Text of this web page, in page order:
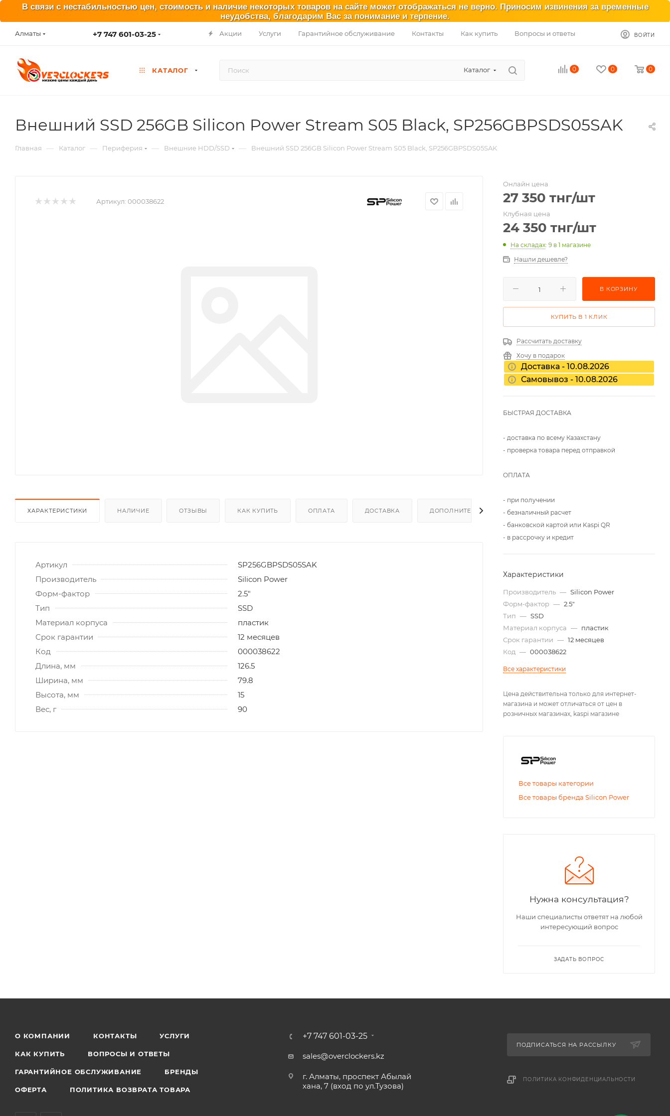
В связи с нестабильностью цен, стоимость и наличие некоторых товаров на сайте может отображаться не верно. Приносим извинения за временные
неудобства, благодарим Вас за понимание и терпение.
Алматы +7 747 601-03-25 Акции Услуги Гарантийное обслуживание Контакты Как купить Вопросы и ответы ВОЙТИ
КАТАЛОГ Каталог 0 0 0
Внешний SSD 256GB Silicon Power Stream S05 Black, SP256GBPSDS05SAK
Главная — Каталог — Периферия — Внешние HDD/SSD — Внешний SSD 256GB Silicon Power Stream S05 Black, SP256GBPSDS05SAK
Артикул: 000038622
ХАРАКТЕРИСТИКИ НАЛИЧИЕ ОТЗЫВЫ КАК КУПИТЬ ОПЛАТА ДОСТАВКА ДОПОЛНИТЕЛЬНО
Артикул
SP256GBPSDS05SAK
Производитель
Silicon Power
Форм-фактор
2.5"
Тип
SSD
Материал корпуса
пластик
Срок гарантии
12 месяцев
Код
000038622
Длина, мм
126.5
Ширина, мм
79.8
Высота, мм
15
Вес, г
90
Онлайн цена
27 350 тнг/шт
Клубная цена
24 350 тнг/шт
На складах: 9 в 1 магазине
Нашли дешевле?
В КОРЗИНУ
КУПИТЬ В 1 КЛИК
Рассчитать доставку
Хочу в подарок
Доставка - 10.08.2026
Самовывоз - 10.08.2026
БЫСТРАЯ ДОСТАВКА
- доставка по всему Казахстану
- проверка товара перед отправкой
ОПЛАТА
- при получении
- безналичный расчет
- банковской картой или Kaspi QR
- в рассрочку и кредит
Характеристики
Производитель — Silicon Power
Форм-фактор — 2.5"
Тип — SSD
Материал корпуса — пластик
Срок гарантии — 12 месяцев
Код — 000038622
Все характеристики
Цена действительна только для интернет-
магазина и может отличаться от цен в
розничных магазинах, kaspi магазине
Все товары категории
Все товары бренда Silicon Power
Нужна консультация?
Наши специалисты ответят на любой
интересующий вопрос
ЗАДАТЬ ВОПРОС
О КОМПАНИИ КОНТАКТЫ УСЛУГИ
КАК КУПИТЬ ВОПРОСЫ И ОТВЕТЫ
ГАРАНТИЙНОЕ ОБСЛУЖИВАНИЕ БРЕНДЫ
ОФЕРТА ПОЛИТИКА ВОЗВРАТА ТОВАРА
+7 747 601-03-25
sales@overclockers.kz
г. Алматы, проспект Абылай
хана, 7 (вход по ул.Тузова)
ПОДПИСАТЬСЯ НА РАССЫЛКУ
ПОЛИТИКА КОНФИДЕНЦИАЛЬНОСТИ